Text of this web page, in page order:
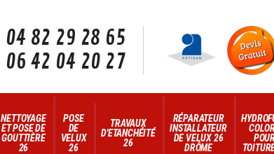
04 82 29 28 65
06 42 04 20 27
NETTOYAGE
ET POSE DE
GOUTTIÈRE
26
POSE
DE
VELUX
26
TRAVAUX
D'ETANCHÉITÉ
26
RÉPARATEUR
INSTALLATEUR
DE VELUX 26
DRÔME